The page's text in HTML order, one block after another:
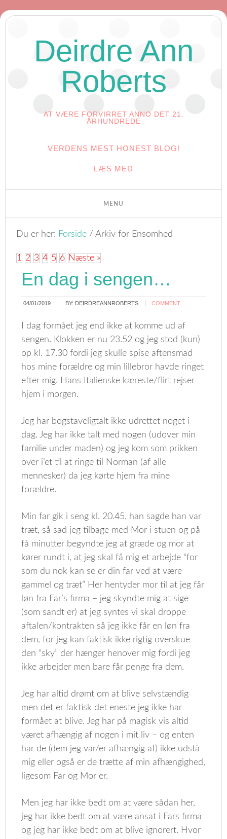
Deirdre Ann
Roberts
AT VÆRE FORVIRRET ANNO DET 21.
ÅRHUNDREDE
VERDENS MEST HONEST BLOG!
LÆS MED
Du er her: Forside / Arkiv for Ensomhed
1 2 3 4 5 6 Næste »
En dag i sengen…
04/01/2019 BY: DEIRDREANNROBERTS COMMENT
I dag formået jeg end ikke at komme ud af
sengen. Klokken er nu 23.52 og jeg stod (kun)
op kl. 17.30 fordi jeg skulle spise aftensmad
hos mine forældre og min lillebror havde ringet
efter mig. Hans Italienske kæreste/flirt rejser
hjem i morgen.
Jeg har bogstaveligtalt ikke udrettet noget i
dag. Jeg har ikke talt med nogen (udover min
familie under maden) og jeg kom som prikken
over i’et til at ringe til Norman (af alle
mennesker) da jeg kørte hjem fra mine
forældre.
Min far gik i seng kl. 20.45, han sagde han var
træt, så sad jeg tilbage med Mor i stuen og på
få minutter begyndte jeg at græde og mor at
kører rundt i, at jeg skal få mig et arbejde “for
som du nok kan se er din far ved at være
gammel og træt” Her hentyder mor til at jeg får
løn fra Far’s firma – jeg skyndte mig at sige
(som sandt er) at jeg syntes vi skal droppe
aftalen/kontrakten så jeg ikke får en løn fra
dem, for jeg kan faktisk ikke rigtig overskue
den “sky” der hænger henover mig fordi jeg
ikke arbejder men bare får penge fra dem.
Jeg har altid drømt om at blive selvstændig
men det er faktisk det eneste jeg ikke har
formået at blive. Jeg har på magisk vis altid
været afhængig af nogen i mit liv – og enten
har de (dem jeg var/er afhængig af) ikke udstå
mig eller også er de trætte af min afhængighed,
ligesom Far og Mor er.
Men jeg har ikke bedt om at være sådan her,
jeg har ikke bedt om at være ansat i Fars firma
og jeg har ikke bedt om at blive ignorert. Hvor